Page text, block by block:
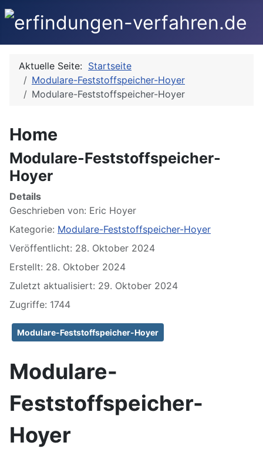
Aktuelle Seite: Startseite
Modulare-Feststoffspeicher-Hoyer
Modulare-Feststoffspeicher-Hoyer
Home
Modulare-Feststoffspeicher-
Hoyer
Details
Geschrieben von: Eric Hoyer
Kategorie: Modulare-Feststoffspeicher-Hoyer
Veröffentlicht: 28. Oktober 2024
Erstellt: 28. Oktober 2024
Zuletzt aktualisiert: 29. Oktober 2024
Zugriffe: 1744
Modulare-Feststoffspeicher-Hoyer
Modulare-
Feststoffspeicher-
Hoyer